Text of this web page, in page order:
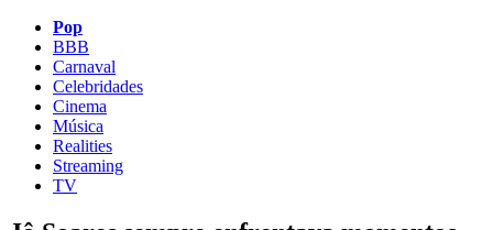
Pop
BBB
Carnaval
Celebridades
Cinema
Música
Realities
Streaming
TV